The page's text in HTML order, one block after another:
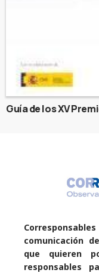
Guía de los XV
comunicación
que quieren
responsables